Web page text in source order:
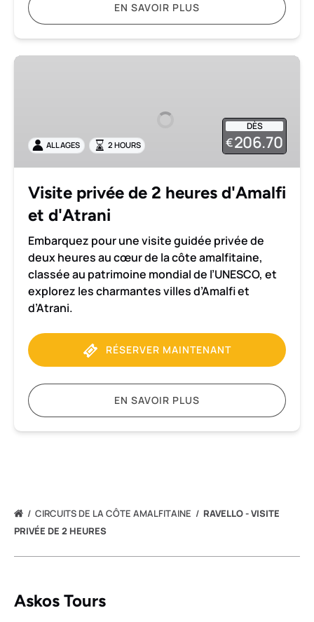
EN SAVOIR PLUS
Visite
d'Amalfi
et
DÈS
€206.70
ALL AGES 2 HOURS
Visite privée de 2 heures d'Amalfi
et d'Atrani
Embarquez pour une visite guidée privée de
deux heures au cœur de la côte amalfitaine,
classée au patrimoine mondial de l’UNESCO, et
explorez les charmantes villes d’Amalfi et
d’Atrani.
RÉSERVER MAINTENANT
EN SAVOIR PLUS
CIRCUITS DE LA CÔTE AMALFITAINE
RAVELLO - VISITE
PRIVÉE DE 2 HEURES
Askos Tours